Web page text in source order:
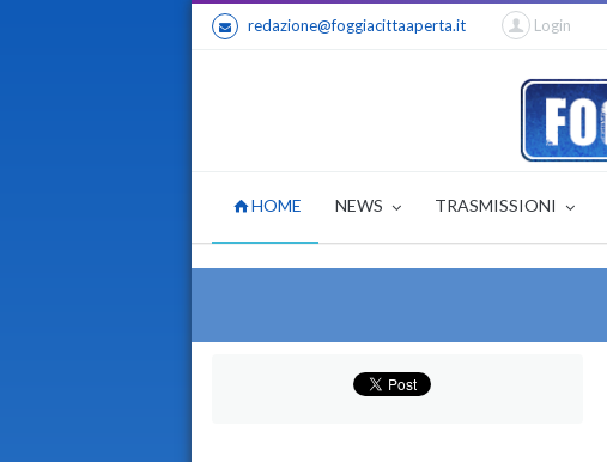
redazione@foggiacittaaperta.it Login
HOME NEWS TRASMISSIONI